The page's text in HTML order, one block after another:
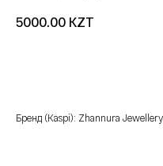
5000.00 KZT
Бренд (Kaspi): Zhannura Jewellery